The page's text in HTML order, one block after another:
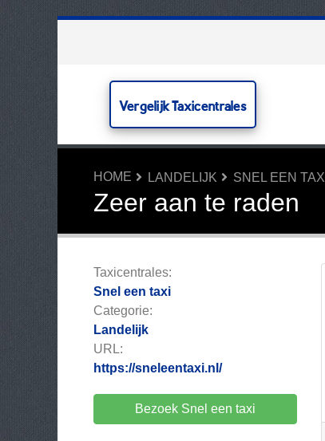
Vergelijk Taxicentrales
HOME LANDELIJK SNEL EEN TAXI
Zeer aan te raden
Taxicentrales:
Snel een taxi
Categorie:
Landelijk
URL:
https://sneleentaxi.nl/
Bezoek Snel een taxi